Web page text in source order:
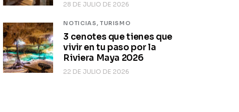
28 DE JULIO DE 2026
NOTICIAS, TURISMO
3 cenotes que tienes que
vivir en tu paso por la
Riviera Maya 2026
22 DE JULIO DE 2026